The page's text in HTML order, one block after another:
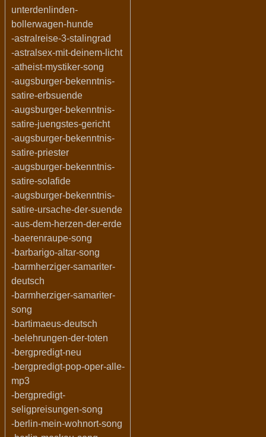
unterdenlinden-
bollerwagen-hunde
-astralreise-3-stalingrad
-astralsex-mit-deinem-licht
-atheist-mystiker-song
-augsburger-bekenntnis-
satire-erbsuende
-augsburger-bekenntnis-
satire-juengstes-gericht
-augsburger-bekenntnis-
satire-priester
-augsburger-bekenntnis-
satire-solafide
-augsburger-bekenntnis-
satire-ursache-der-suende
-aus-dem-herzen-der-erde
-baerenraupe-song
-barbarigo-altar-song
-barmherziger-samariter-
deutsch
-barmherziger-samariter-
song
-bartimaeus-deutsch
-belehrungen-der-toten
-bergpredigt-neu
-bergpredigt-pop-oper-alle-
mp3
-bergpredigt-
seligpreisungen-song
-berlin-mein-wohnort-song